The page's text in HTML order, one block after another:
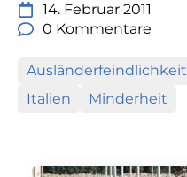
14. Februar 2011
0 Kommentare
Ausländerfeindlichkeit
Italien
Minderheit